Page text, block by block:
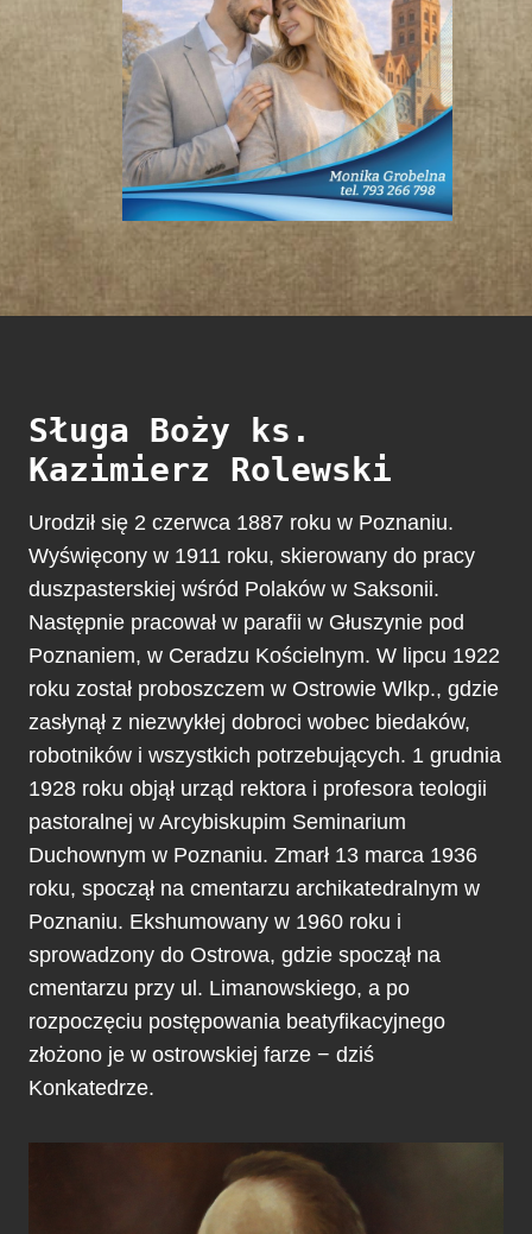
Sługa Boży ks.
Kazimierz Rolewski
Urodził się 2 czerwca 1887 roku w Poznaniu.
Wyświęcony w 1911 roku, skierowany do pracy
duszpasterskiej wśród Polaków w Saksonii.
Następnie pracował w parafii w Głuszynie pod
Poznaniem, w Ceradzu Kościelnym. W lipcu 1922
roku został proboszczem w Ostrowie Wlkp., gdzie
zasłynął z niezwykłej dobroci wobec biedaków,
robotników i wszystkich potrzebujących. 1 grudnia
1928 roku objął urząd rektora i profesora teologii
pastoralnej w Arcybiskupim Seminarium
Duchownym w Poznaniu. Zmarł 13 marca 1936
roku, spoczął na cmentarzu archikatedralnym w
Poznaniu. Ekshumowany w 1960 roku i
sprowadzony do Ostrowa, gdzie spoczął na
cmentarzu przy ul. Limanowskiego, a po
rozpoczęciu postępowania beatyfikacyjnego
złożono je w ostrowskiej farze − dziś
Konkatedrze.